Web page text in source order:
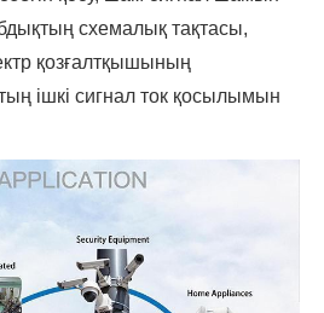
схемалық тақтасы,
қозғалтқышының
ішкі сигнал ток қосылымын